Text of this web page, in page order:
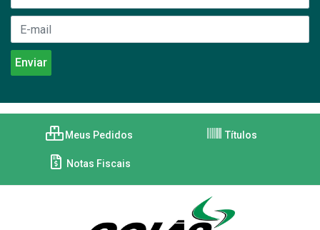
Meus Pedidos Títulos
Notas Fiscais